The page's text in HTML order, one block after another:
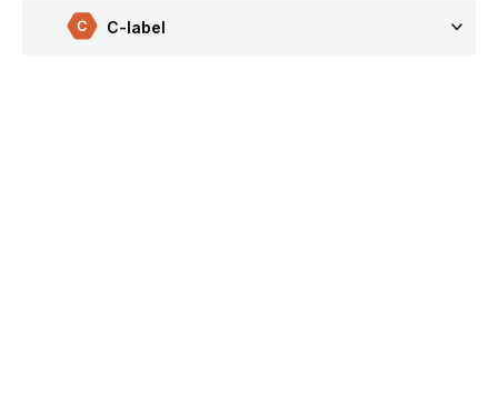
C-label